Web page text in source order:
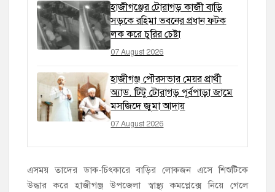
হাজীগঞ্জের টোরাগড় কাজী বাড়ি
সড়কে রহিমা ভবনের প্রধান ফটক
লক করে চুরির চেষ্টা
07 August 2026
হাজীগঞ্জ পৌরসভার মেয়র প্রার্থী
অ্যাড. টিটু টোরাগড় পূর্বপাড়া জামে
মসজিদে জুমা আদায়
07 August 2026
এসময় তাদের ডাক-চিৎকারে বাড়ির লোকজন এসে শিশুটিকে
উদ্ধার করে হাজীগঞ্জ উপজেলা স্বাস্থ্য কমপ্লেক্সে নিয়ে গেলে